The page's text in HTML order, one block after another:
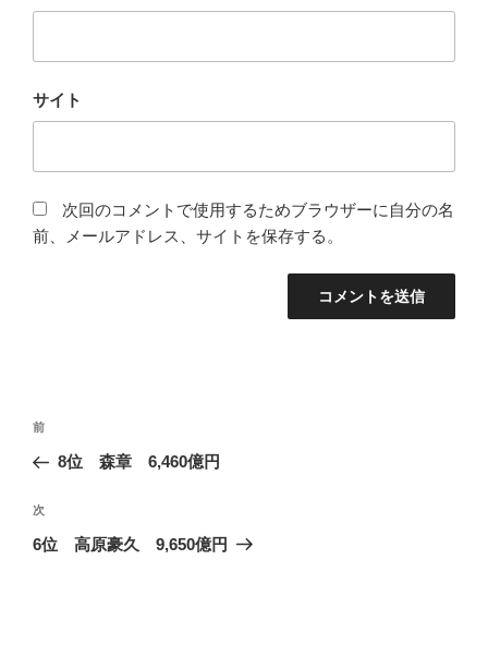
サイト
次回のコメントで使用するためブラウザーに自分の名
前、メールアドレス、サイトを保存する。
投
ナ
ビ
ゲ
前
の
稿
前
8位 森章 6,460億円
次
の
次
6位 高原豪久 9,650億円